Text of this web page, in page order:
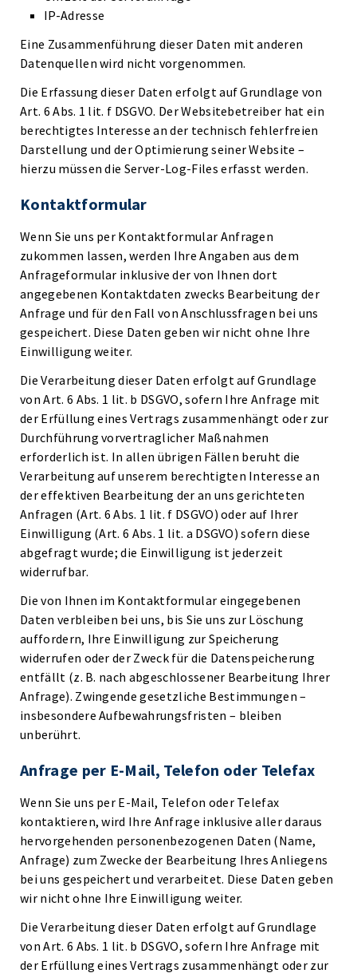
IP-Adresse
Eine Zusammenführung dieser Daten mit anderen
Datenquellen wird nicht vorgenommen.
Die Erfassung dieser Daten erfolgt auf Grundlage von
Art. 6 Abs. 1 lit. f DSGVO. Der Websitebetreiber hat ein
berechtigtes Interesse an der technisch fehlerfreien
Darstellung und der Optimierung seiner Website –
hierzu müssen die Server-Log-Files erfasst werden.
Kontaktformular
Wenn Sie uns per Kontaktformular Anfragen
zukommen lassen, werden Ihre Angaben aus dem
Anfrageformular inklusive der von Ihnen dort
angegebenen Kontaktdaten zwecks Bearbeitung der
Anfrage und für den Fall von Anschlussfragen bei uns
gespeichert. Diese Daten geben wir nicht ohne Ihre
Einwilligung weiter.
Die Verarbeitung dieser Daten erfolgt auf Grundlage
von Art. 6 Abs. 1 lit. b DSGVO, sofern Ihre Anfrage mit
der Erfüllung eines Vertrags zusammenhängt oder zur
Durchführung vorvertraglicher Maßnahmen
erforderlich ist. In allen übrigen Fällen beruht die
Verarbeitung auf unserem berechtigten Interesse an
der effektiven Bearbeitung der an uns gerichteten
Anfragen (Art. 6 Abs. 1 lit. f DSGVO) oder auf Ihrer
Einwilligung (Art. 6 Abs. 1 lit. a DSGVO) sofern diese
abgefragt wurde; die Einwilligung ist jederzeit
widerrufbar.
Die von Ihnen im Kontaktformular eingegebenen
Daten verbleiben bei uns, bis Sie uns zur Löschung
auffordern, Ihre Einwilligung zur Speicherung
widerrufen oder der Zweck für die Datenspeicherung
entfällt (z. B. nach abgeschlossener Bearbeitung Ihrer
Anfrage). Zwingende gesetzliche Bestimmungen –
insbesondere Aufbewahrungsfristen – bleiben
unberührt.
Anfrage per E-Mail, Telefon oder Telefax
Wenn Sie uns per E-Mail, Telefon oder Telefax
kontaktieren, wird Ihre Anfrage inklusive aller daraus
hervorgehenden personenbezogenen Daten (Name,
Anfrage) zum Zwecke der Bearbeitung Ihres Anliegens
bei uns gespeichert und verarbeitet. Diese Daten geben
wir nicht ohne Ihre Einwilligung weiter.
Die Verarbeitung dieser Daten erfolgt auf Grundlage
von Art. 6 Abs. 1 lit. b DSGVO, sofern Ihre Anfrage mit
der Erfüllung eines Vertrags zusammenhängt oder zur